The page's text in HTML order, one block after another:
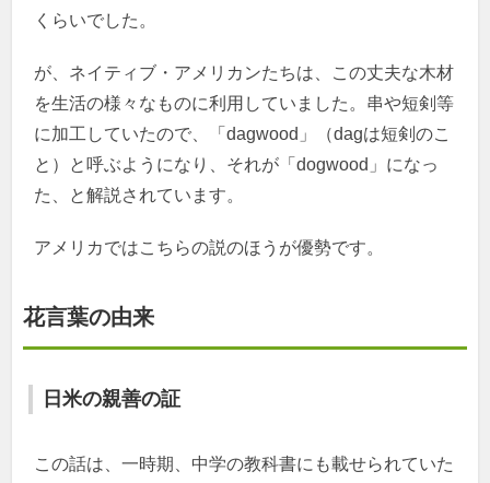
くらいでした。
が、ネイティブ・アメリカンたちは、この丈夫な木材
を生活の様々なものに利用していました。串や短剣等
に加工していたので、「dagwood」（dagは短剣のこ
と）と呼ぶようになり、それが「dogwood」になっ
た、と解説されています。
アメリカではこちらの説のほうが優勢です。
花言葉の由来
日米の親善の証
この話は、一時期、中学の教科書にも載せられていた